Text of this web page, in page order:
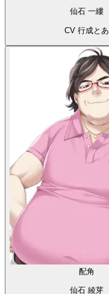
仙石 一縷
CV 行成とあ
配角
仙石 綾芽